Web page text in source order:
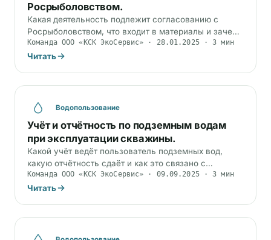
Росрыболовством.
Какая деятельность подлежит согласованию с
Росрыболовством, что входит в материалы и зачем
нужно заключение о воздействии на водные
биоресурсы.
Команда ООО «КСК ЭкоСервис» · 28.01.2025 · 3 мин
Читать
Водопользование
Учёт и отчётность по подземным водам
при эксплуатации скважины.
Какой учёт ведёт пользователь подземных вод,
какую отчётность сдаёт и как это связано с
лицензией на недра и мониторингом.
Команда ООО «КСК ЭкоСервис» · 09.09.2025 · 3 мин
Читать